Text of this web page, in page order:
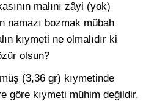
malını zâyi (yok)
namazı bozmak mübah
kıymeti ne olmalıdır ki
olsun?
(3,36 gr) kıymetinde
göre kıymeti mühim değildir.